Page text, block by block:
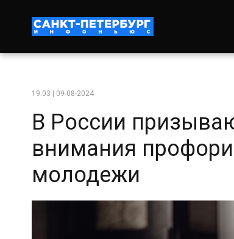
19:03 | 09-08-2024
В России
внимания
молодежи